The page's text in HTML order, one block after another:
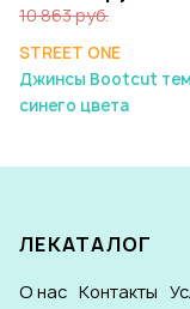
10 863 руб.
STREET ONE
Джинсы Bootcut
синего цвета
ЛЕКАТАЛОГ
О нас Контакты